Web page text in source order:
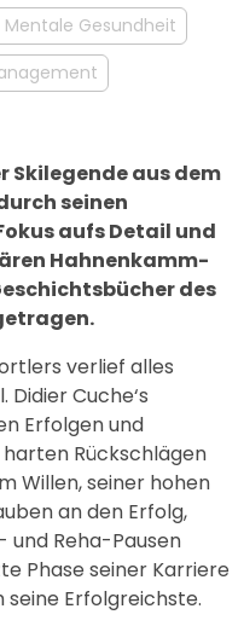
Gesundheit
Skilegende aus dem
seinen
aufs Detail und
Hahnenkamm-
des
verlief alles
Cuche‘s
Erfolgen und
Rückschlägen
Willen, seiner hohen
an den Erfolg,
und Reha-Pausen
Phase seiner Karriere
Erfolgreichste.